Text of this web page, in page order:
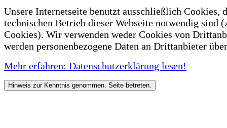
Unsere Internetseite benutzt ausschließlich Cookies,
technischen Betrieb dieser Webseite notwendig sind
Cookies). Wir verwenden weder Cookies von
werden personenbezogene Daten an Drittanbieter
Mehr erfahren: Datenschutzerklärung lesen!
Hinweis zur Kenntnis genommen. Seite betreten.